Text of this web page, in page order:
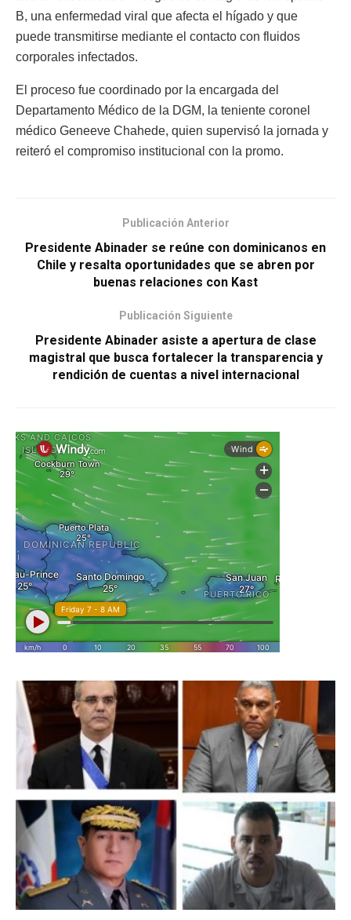
B, una enfermedad viral que afecta el hígado y que
puede transmitirse mediante el contacto con fluidos
corporales infectados.
El proceso fue coordinado por la encargada del
Departamento Médico de la DGM, la teniente coronel
médico Geneeve Chahede, quien supervisó la jornada y
reiteró el compromiso institucional con la promo.
Publicación Anterior
Presidente Abinader se reúne con dominicanos en
Chile y resalta oportunidades que se abren por
buenas relaciones con Kast
Publicación Siguiente
Presidente Abinader asiste a apertura de clase
magistral que busca fortalecer la transparencia y
rendición de cuentas a nivel internacional